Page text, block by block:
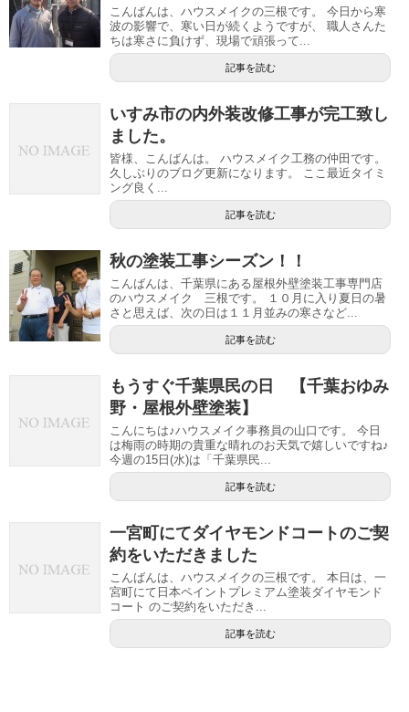
こんばんは、ハウスメイクの三根です。 今日から寒
波の影響で、寒い日が続くようですが、 職人さんた
ちは寒さに負けず、現場で頑張って...
記事を読む
いすみ市の内外装改修工事が完工致し
ました。
皆様、こんばんは。 ハウスメイク工務の仲田です。
久しぶりのブログ更新になります。 ここ最近タイミ
ング良く...
記事を読む
秋の塗装工事シーズン！！
こんばんは、千葉県にある屋根外壁塗装工事専門店
のハウスメイク 三根です。 １０月に入り夏日の暑
さと思えば、次の日は１１月並みの寒さなど...
記事を読む
もうすぐ千葉県民の日 【千葉おゆみ
野・屋根外壁塗装】
こんにちは♪ハウスメイク事務員の山口です。 今日
は梅雨の時期の貴重な晴れのお天気で嬉しいですね♪
今週の15日(水)は「千葉県民...
記事を読む
一宮町にてダイヤモンドコートのご契
約をいただきました
こんばんは、ハウスメイクの三根です。 本日は、一
宮町にて日本ペイントプレミアム塗装ダイヤモンド
コート のご契約をいただき...
記事を読む